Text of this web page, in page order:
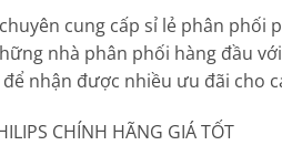
chuyên cung cấp sỉ lẻ phân phối
nhà phân phối hàng đầu
nhận được nhiều ưu đãi cho
CHÍNH HÃNG GIÁ TỐT